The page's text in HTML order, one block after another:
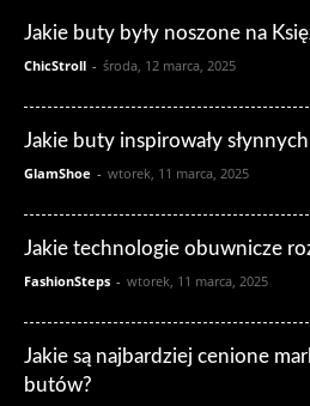
Jakie buty były noszone na
ChicStroll - środa, 12 marca, 2025
Jakie buty inspirowały
GlamShoe - wtorek, 11 marca, 2025
Jakie technologie obuwnicze
FashionSteps - wtorek, 11 marca, 2025
Jakie są najbardziej cenione
butów?